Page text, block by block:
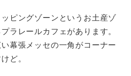
ピングゾーンというお土産ゾ
ラレールカフェがあります。
幕張メッセの一角がコーナー
ど。